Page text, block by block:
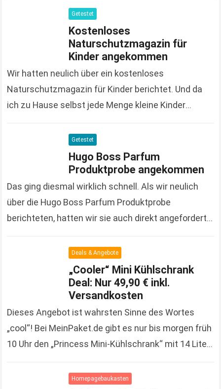
solange der Vorrat reicht und 100%…
Getestet
Kostenloses
Naturschutzmagazin für
Kinder angekommen
Wir hatten neulich über ein kostenloses
Naturschutzmagazin für Kinder berichtet. Und da
ich zu Hause selbst jede Menge kleine Kinder
für mich selbst…Read more
Getestet
Hugo Boss Parfum
Produktprobe angekommen
Das ging diesmal wirklich schnell. Als wir neulich
über die Hugo Boss Parfum Produktprobe
berichteten, hatten wir sie auch direkt angefordert.
Deals & Angebote
„Cooler“ Mini Kühlschrank
Deal: Nur 49,90 € inkl.
Versandkosten
Dieses Angebot ist wahrsten Sinne des Wortes
„cool“! Bei MeinPaket.de gibt es nur bis morgen früh
10 Uhr den „Princess Mini-Kühlschrank“ mit 14 Liter
Homepagebaukasten